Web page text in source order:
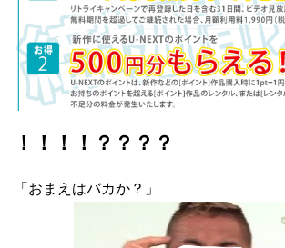
！！！！？？？？
「おまえはバカか？」